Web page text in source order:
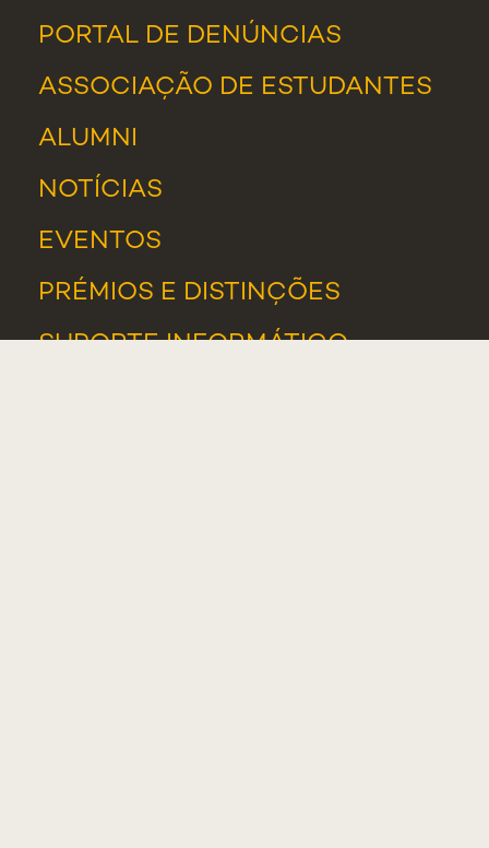
PORTAL DE DENÚNCIAS
ASSOCIAÇÃO DE ESTUDANTES
ALUMNI
NOTÍCIAS
EVENTOS
PRÉMIOS E DISTINÇÕES
SUPORTE INFORMÁTICO